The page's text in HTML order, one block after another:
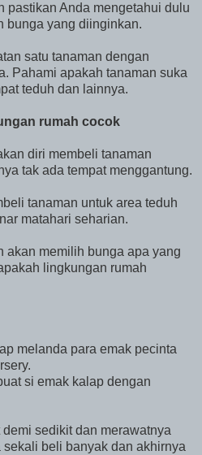
pastikan Anda mengetahui dulu
bunga yang diinginkan.
satu tanaman dengan
Pahami apakah tanaman suka
teduh dan lainnya.
rumah cocok
diri membeli tanaman
tak ada tempat menggantung.
tanaman untuk area teduh
matahari seharian.
akan memilih bunga apa yang
lingkungan rumah
melanda para emak pecinta
si emak kalap dengan
sedikit dan merawatnya
beli banyak dan akhirnya